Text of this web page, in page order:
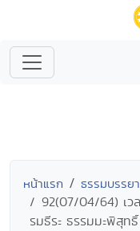
หน้าแรก ธรรมบรรย
92(07/04/64) เว
รมธีระ ธรรมมะพิสุทธิ์